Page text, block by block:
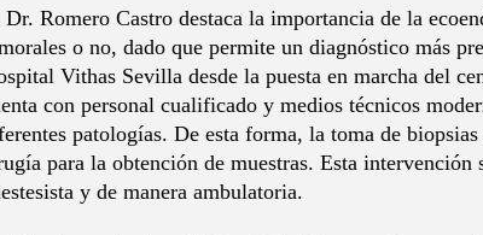
Romero Castro destaca la importancia de la
o no, dado que permite un diagnóstico más
Vithas Sevilla desde la puesta en marcha del
con personal cualificado y medios técnicos
patologías. De esta forma, la toma de
para la obtención de muestras. Esta
y de manera ambulatoria.